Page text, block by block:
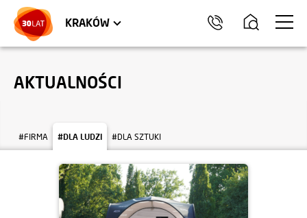
KRAKÓW
TRÓJMIASTO
LOKALE USŁUGOWE
AKTUALNOŚCI
#FIRMA #DLA LUDZI #DLA SZTUKI